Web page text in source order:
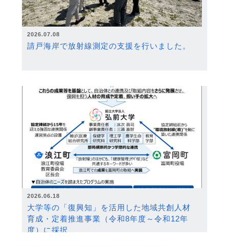
2026.07.08
請戸海岸で放射線測定の支援を行いました。
2026.06.18
大学等の「復興知」を活用した地域共創人材
育成・定着推進事業（令和8年度～令和12年
度）に採択